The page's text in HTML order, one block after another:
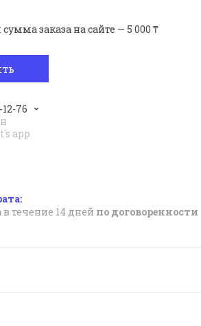
заказа на сайте — 5 000 ₸
76
app
в течение 14 дней по договоренности